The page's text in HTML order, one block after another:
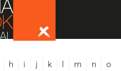
h i j k m n
o